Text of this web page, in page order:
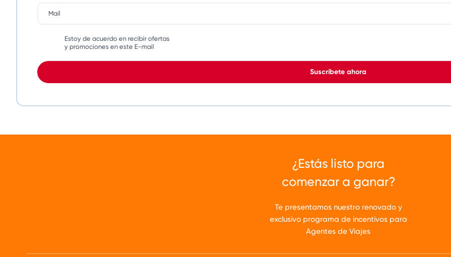
Estoy de acuerdo en recibir ofertas
y promociones en este E-mail
Suscríbete ahora
¿Estás listo para
comenzar a ganar?
Te presentamos nuestro renovado y
exclusivo programa de incentivos para
Agentes de Viajes